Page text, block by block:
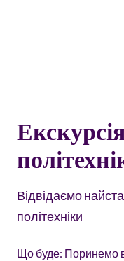
Відвідаємо
політехніки
Що буде: Поринемо в